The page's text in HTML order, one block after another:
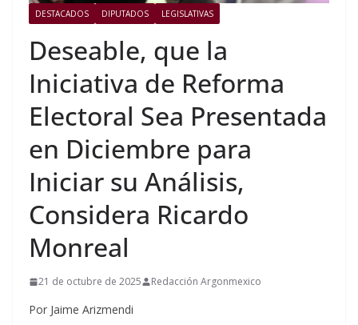
DESTACADOS DIPUTADOS LEGISLATIVAS
Deseable, que la
Iniciativa de Reforma
Electoral Sea Presentada
en Diciembre para
Iniciar su Análisis,
Considera Ricardo
Monreal
21 de octubre de 2025 Redacción Argonmexico
Por Jaime Arizmendi